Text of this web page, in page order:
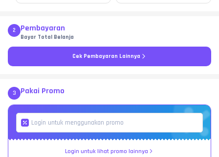
2 Pembayaran
Bayar Total Belanja
Cek Pembayaran Lainnya
3 Pakai Promo
Login untuk lihat promo lainnya